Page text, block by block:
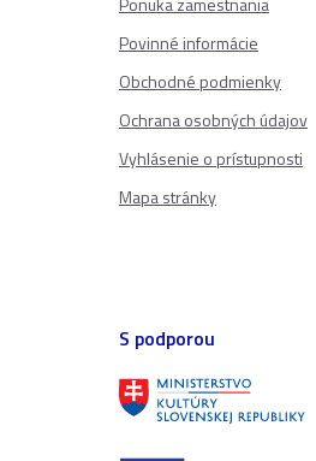
Povinné informácie
Obchodné podmienky
Ochrana osobných údajov
Vyhlásenie o prístupnosti
Mapa stránky
S podporou